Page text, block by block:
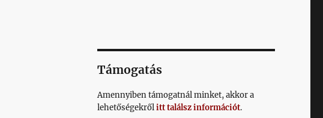
Támogatás
Amennyiben támogatnál minket, akkor a
lehetőségekrőlitt találsz információt.